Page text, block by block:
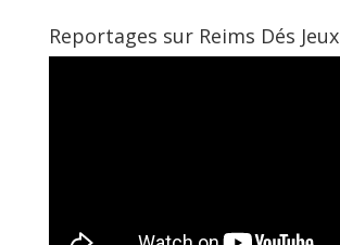
Reportages sur Reims Dés Jeux